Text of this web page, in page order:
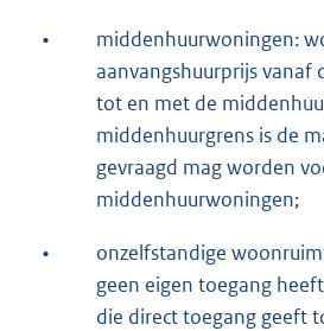
•
middenhuurwoningen:
aanvangshuurprijs vanaf
tot en met de
middenhuurgrens is de
gevraagd mag worden
middenhuurwoningen;
•
onzelfstandige
geen eigen toegang
die direct toegang geeft